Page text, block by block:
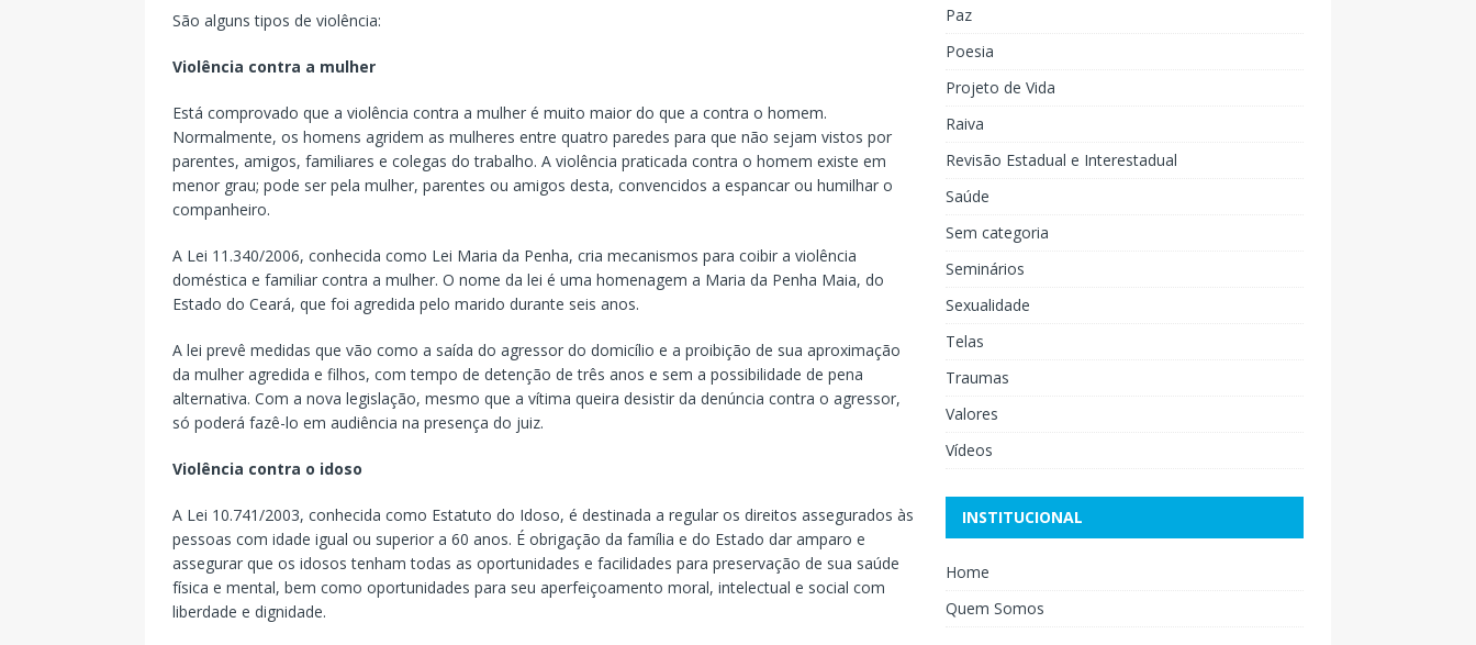
São alguns tipos de violência:
Violência contra a mulher
Está comprovado que a violência contra a mulher é muito maior do que a contra o homem.
Normalmente, os homens agridem as mulheres entre quatro paredes para que não sejam vistos por
parentes, amigos, familiares e colegas do trabalho. A violência praticada contra o homem existe em
menor grau; pode ser pela mulher, parentes ou amigos desta, convencidos a espancar ou humilhar o
companheiro.
A Lei 11.340/2006, conhecida como Lei Maria da Penha, cria mecanismos para coibir a violência
doméstica e familiar contra a mulher. O nome da lei é uma homenagem a Maria da Penha Maia, do
Estado do Ceará, que foi agredida pelo marido durante seis anos.
A lei prevê medidas que vão como a saída do agressor do domicílio e a proibição de sua aproximação
da mulher agredida e filhos, com tempo de detenção de três anos e sem a possibilidade de pena
alternativa. Com a nova legislação, mesmo que a vítima queira desistir da denúncia contra o agressor,
só poderá fazê-lo em audiência na presença do juiz.
Violência contra o idoso
A Lei 10.741/2003, conhecida como Estatuto do Idoso, é destinada a regular os direitos assegurados às
pessoas com idade igual ou superior a 60 anos. É obrigação da família e do Estado dar amparo e
assegurar que os idosos tenham todas as oportunidades e facilidades para preservação de sua saúde
física e mental, bem como oportunidades para seu aperfeiçoamento moral, intelectual e social com
liberdade e dignidade.
Paz
Poesia
Projeto de Vida
Raiva
Revisão Estadual e Interestadual
Saúde
Sem categoria
Seminários
Sexualidade
Telas
Traumas
Valores
Vídeos
INSTITUCIONAL
Home
Quem Somos